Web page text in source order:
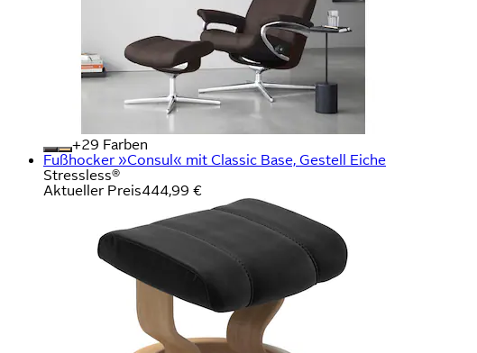
+
Farben
Fußhocker »Consul« mit Classic Base, Gestell Eiche
Stressless®
Aktueller Preis444,99 €